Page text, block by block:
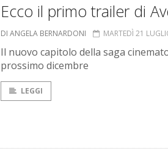
Ecco il primo trailer di
DI ANGELA BERNARDONI MARTEDÌ 21
Il nuovo capitolo della saga
prossimo dicembre
LEGGI